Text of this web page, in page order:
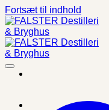
Fortsæt til indhold